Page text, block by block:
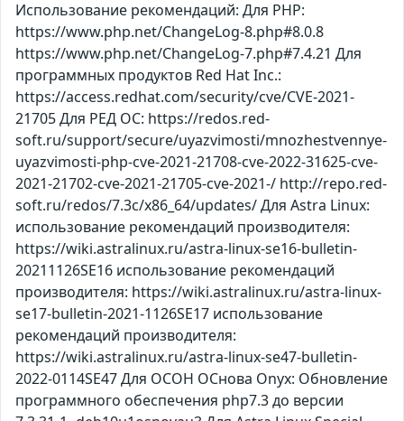
Использование рекомендаций: Для PHP:
https://www.php.net/ChangeLog-8.php#8.0.8
https://www.php.net/ChangeLog-7.php#7.4.21 Для
программных продуктов Red Hat Inc.:
https://access.redhat.com/security/cve/CVE-2021-
21705 Для РЕД ОС: https://redos.red-
soft.ru/support/secure/uyazvimosti/mnozhestvennye-
uyazvimosti-php-cve-2021-21708-cve-2022-31625-cve-
2021-21702-cve-2021-21705-cve-2021-/ http://repo.red-
soft.ru/redos/7.3c/x86_64/updates/ Для Astra Linux:
использование рекомендаций производителя:
https://wiki.astralinux.ru/astra-linux-se16-bulletin-
20211126SE16 использование рекомендаций
производителя: https://wiki.astralinux.ru/astra-linux-
se17-bulletin-2021-1126SE17 использование
рекомендаций производителя:
https://wiki.astralinux.ru/astra-linux-se47-bulletin-
2022-0114SE47 Для ОСОН ОСнова Оnyx: Обновление
программного обеспечения php7.3 до версии